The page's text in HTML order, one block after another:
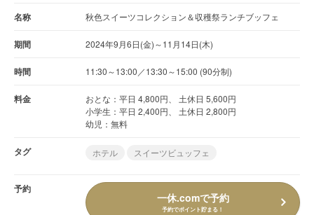
名称 秋色スイーツコレクション＆収穫祭ランチブッフェ
期間 2024年9月6日(金)～11月14日(木)
時間 11:30～13:00／13:30～15:00 (90分制)
料金
おとな：平日 4,800円、 土休日 5,600円
小学生：平日 2,400円、 土休日 2,800円
幼児：無料
タグ ホテル スイーツビュッフェ
予約
一休.comで予約
予約でポイント貯まる！